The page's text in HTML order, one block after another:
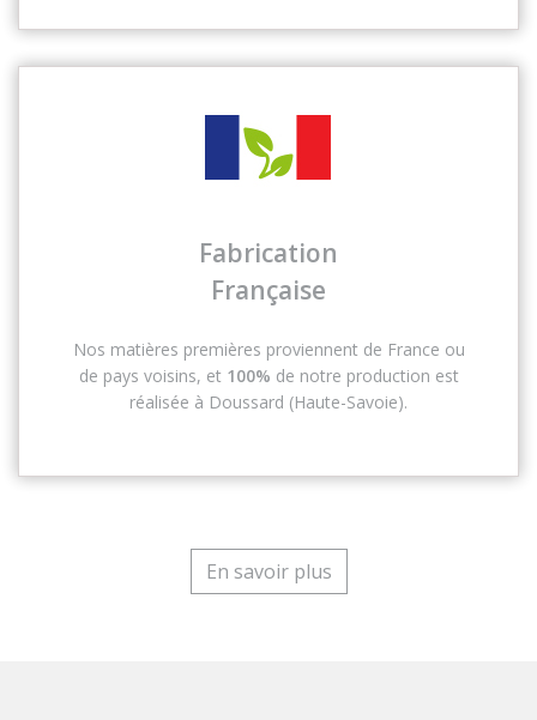
Fabrication
Française
Nos matières premières proviennent de France ou
de pays voisins, et 100% de notre production est
réalisée à Doussard (Haute-Savoie).
En savoir plus